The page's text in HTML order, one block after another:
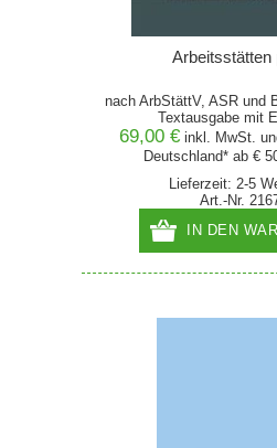
Arbeitsstätten
nach ArbStättV, ASR und
Textausgabe mit
69,00 € inkl. MwSt.
Deutschland* ab €
Lieferzeit: 2-5
Art.-Nr.
IN DEN